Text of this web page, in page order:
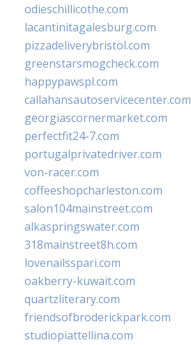
odieschillicothe.com
lacantinitagalesburg.com
pizzadeliverybristol.com
greenstarsmogcheck.com
happypawspl.com
callahansautoservicecenter.com
georgiascornermarket.com
perfectfit24-7.com
portugalprivatedriver.com
von-racer.com
coffeeshopcharleston.com
salon104mainstreet.com
alkaspringswater.com
318mainstreet8h.com
lovenailsspari.com
oakberry-kuwait.com
quartzliterary.com
friendsofbroderickpark.com
studiopiattellina.com